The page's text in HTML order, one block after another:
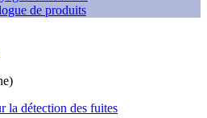
de produits
la détection des fuites